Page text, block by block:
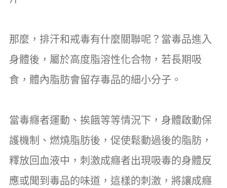
那麼，排汗和戒毒有什麼關聯呢？當毒品進入
身體後，屬於高度脂溶性化合物，若長期吸
食，體內脂肪會留存毒品的細小分子。
當毒癮者運動、挨餓等等情況下，身體啟動保
護機制、燃燒脂肪後，促使鬆動過後的脂肪，
釋放回血液中，刺激成癮者出現吸毒的身體反
應或聞到毒品的味道，這樣的刺激，將讓成癮